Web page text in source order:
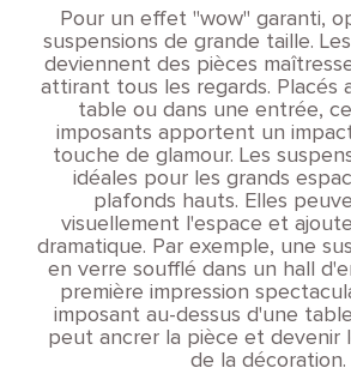
Pour un effet "wow" garanti,
suspensions de grande taille.
deviennent des pièces
attirant tous les regards. Placés
table ou dans une entrée,
imposants apportent un
touche de glamour. Les
idéales pour les grands
plafonds hauts. Elles
visuellement l'espace et
dramatique. Par exemple, une
en verre soufflé dans un hall
première impression
imposant au-dessus d'une
peut ancrer la pièce et devenir
de la décoration.